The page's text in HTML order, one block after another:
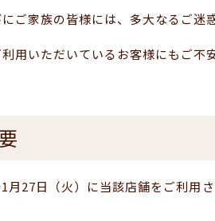
ご家族の皆様には、多大なるご迷
用いただいているお客様にもご
月27日（火）に当該店舗をご利用